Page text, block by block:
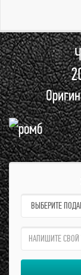
name:
qzw: